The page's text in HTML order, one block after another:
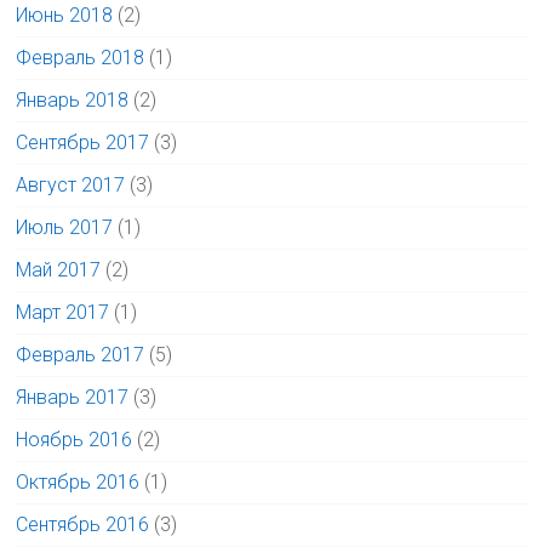
Июнь 2018 (2)
Февраль 2018 (1)
Январь 2018 (2)
Сентябрь 2017 (3)
Август 2017 (3)
Июль 2017 (1)
Май 2017 (2)
Март 2017 (1)
Февраль 2017 (5)
Январь 2017 (3)
Ноябрь 2016 (2)
Октябрь 2016 (1)
Сентябрь 2016 (3)